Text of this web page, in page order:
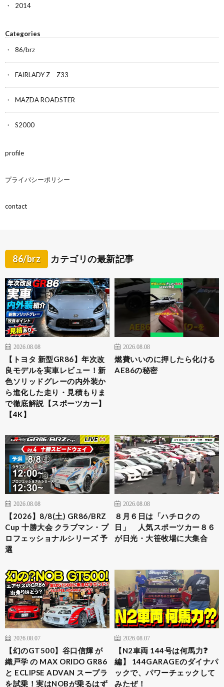
2014
Categories
86/brz
FAIRLADY Z Z33
MAZDA ROADSTER
S2000
profile
プライバシーポリシー
contact
86/brz カテゴリの最新記事
2026.08.08
【トヨタ 新型GR86】年次改
良モデルを実車レビュー！新
色ソリッドグレーの内外装か
ら進化した走り・見積もりま
で徹底解説【スポーツカー】
【4K】
2026.08.08
燃費いいのに押したら化ける
AE86の秘密
2026.08.08
【2026】8/8(土) GR86/BRZ
Cup 十勝大会 クラブマン・プ
ロフェッショナルシリーズ 予
選
2026.08.08
８月６日は「ハチロクの
日」 人気スポーツカー８６
が日光・大笹牧場に大集合
2026.08.07
【幻のGT500】谷口信輝 が
織戸学 の MAX ORIDO GR86
と ECLIPSE ADVAN スープラ
を試乗！実はNOBが乗るはず
2026.08.07
【N2車両 144号は何馬力❓
編】 144GARAGEのダイナパ
ックで、パワーチェックして
みたぜ！